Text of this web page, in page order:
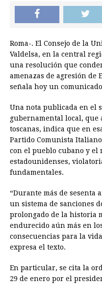
Roma-. El Consejo de la
Valdelsa, en la central
una resolución que
amenazas de agresión de
señala hoy un
Una nota publicada en el
gubernamental local, que
toscanas, indica que en
Partido Comunista
con el pueblo cubano y el
estadounidenses,
fundamentales.
“Durante más de sesenta
un sistema de sanciones
prolongado de la historia
endurecido aún más en
consecuencias para la
expresa el texto.
En particular, se cita la
29 de enero por el